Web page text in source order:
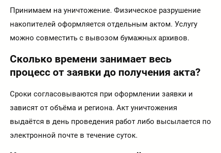
Принимаем на уничтожение. Физическое разрушение
накопителей оформляется отдельным актом. Услугу
можно совместить с вывозом бумажных архивов.
Сколько времени занимает весь
процесс от заявки до получения акта?
Сроки согласовываются при оформлении заявки и
зависят от объёма и региона. Акт уничтожения
выдаётся в день проведения работ либо высылается по
электронной почте в течение суток.